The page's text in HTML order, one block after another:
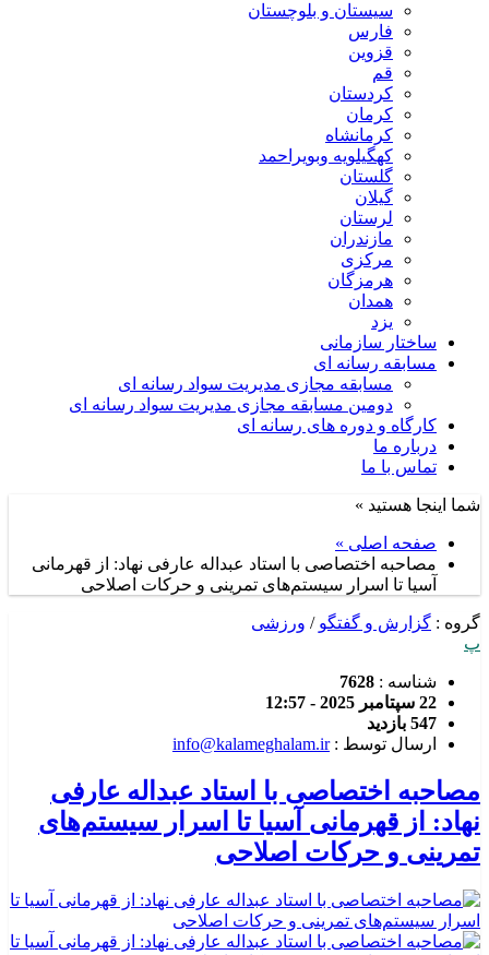
سیستان و بلوچستان
فارس
قزوین
قم
کردستان
کرمان
کرمانشاه
کهگیلویه وبویراحمد
گلستان
گیلان
لرستان
مازندران
مرکزی
هرمزگان
همدان
یزد
ساختار سازمانی
مسابقه رسانه ای
مسابقه مجازی مدیریت سواد رسانه ای
دومین مسابقه مجازی مدیریت سواد رسانه ای
کارگاه و دوره های رسانه ای
درباره ما
تماس با ما
شما اینجا هستید »
صفحه اصلی »
مصاحبه اختصاصی با استاد عبداله عارفی نهاد: از قهرمانی
آسیا تا اسرار سیستم‌های تمرینی و حرکات اصلاحی
گروه : گزارش و گفتگو / ورزشی
پ
شناسه : 7628
22 سپتامبر 2025 - 12:57
547 بازدید
ارسال توسط :info@kalameghalam.ir
مصاحبه اختصاصی با استاد عبداله عارفی
نهاد: از قهرمانی آسیا تا اسرار سیستم‌های
تمرینی و حرکات اصلاحی